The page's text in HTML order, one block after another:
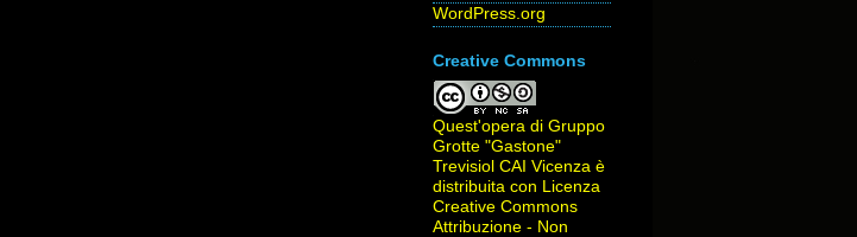
WordPress.org
Creative Commons
Quest'opera di Gruppo
Grotte "Gastone"
Trevisiol CAI Vicenza è
distribuita con Licenza
Creative Commons
Attribuzione - Non